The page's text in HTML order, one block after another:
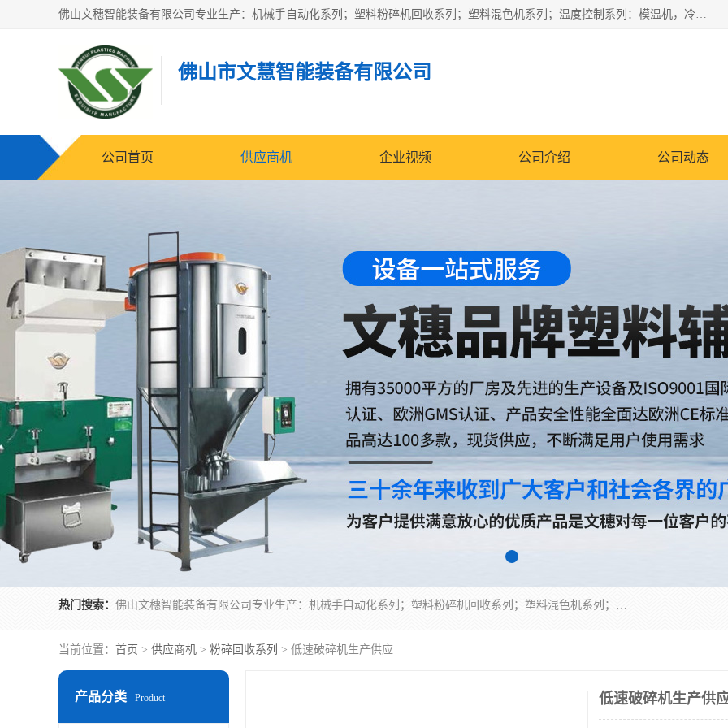
佛山文穗智能装备有限公司专业生产：机械手自动化系列；塑料粉碎机回收系列；塑料混色机系列；温度控制系列：模温机，冷水机；供料输送系列：中央供料系统，欧化/独立式吸料机，分体式吸料机；整机保修一年，易损件除外。
佛山市文慧智能装备有限公司
公司首页 供应商机 企业视频 公司介绍 公司动态
热门搜索： 佛山文穗智能装备有限公司专业生产：机械手自动化系列；塑料粉碎机回收系列；塑料混色机系列；温度控制系列：模温机，冷水机；供料输送系列：中央供料系统，欧化/独立式吸料机，分体式吸料机；整机保修一年，易损件除外。
当前位置： 首页 > 供应商机 > 粉碎回收系列 > 低速破碎机生产供应
产品分类 Product 低速破碎机生产供